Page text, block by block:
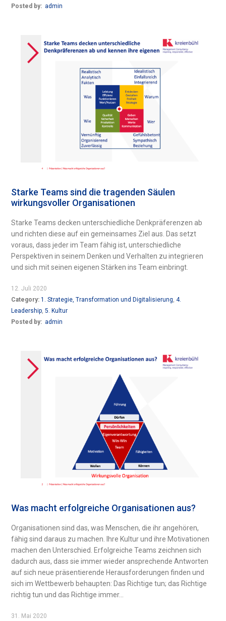
Posted by: admin
Starke Teams sind die tragenden Säulen
wirkungsvoller Organisationen
Starke Teams decken unterschiedliche Denkpräferenzen ab
und richten diese auf ein gemeinsames Ziel aus. Das setzt
voraus, dass jeder im Team fähig ist, unterschiedliche
Perspektiven in seinem Denken und Verhalten zu integrieren
und sich mit seinen eigenen Stärken ins Team einbringt.
12. Juli 2020
Category:1. Strategie, Transformation und Digitalisierung ,4.
Leadership ,5. Kultur
Posted by: admin
Was macht erfolgreiche Organisationen aus?
Organisationen sind das, was Menschen, die ihr angehören,
fähig sind daraus zu machen. Ihre Kultur und ihre Motivationen
machen den Unterschied. Erfolgreiche Teams zeichnen sich
dadurch aus, dass sie immer wieder ansprechende Antworten
auf sich neue präsentierende Herausforderungen finden und
sich im Wettbewerb behaupten: Das Richtige tun; das Richtige
richtig tun und das Richtige immer...
31. Mai 2020